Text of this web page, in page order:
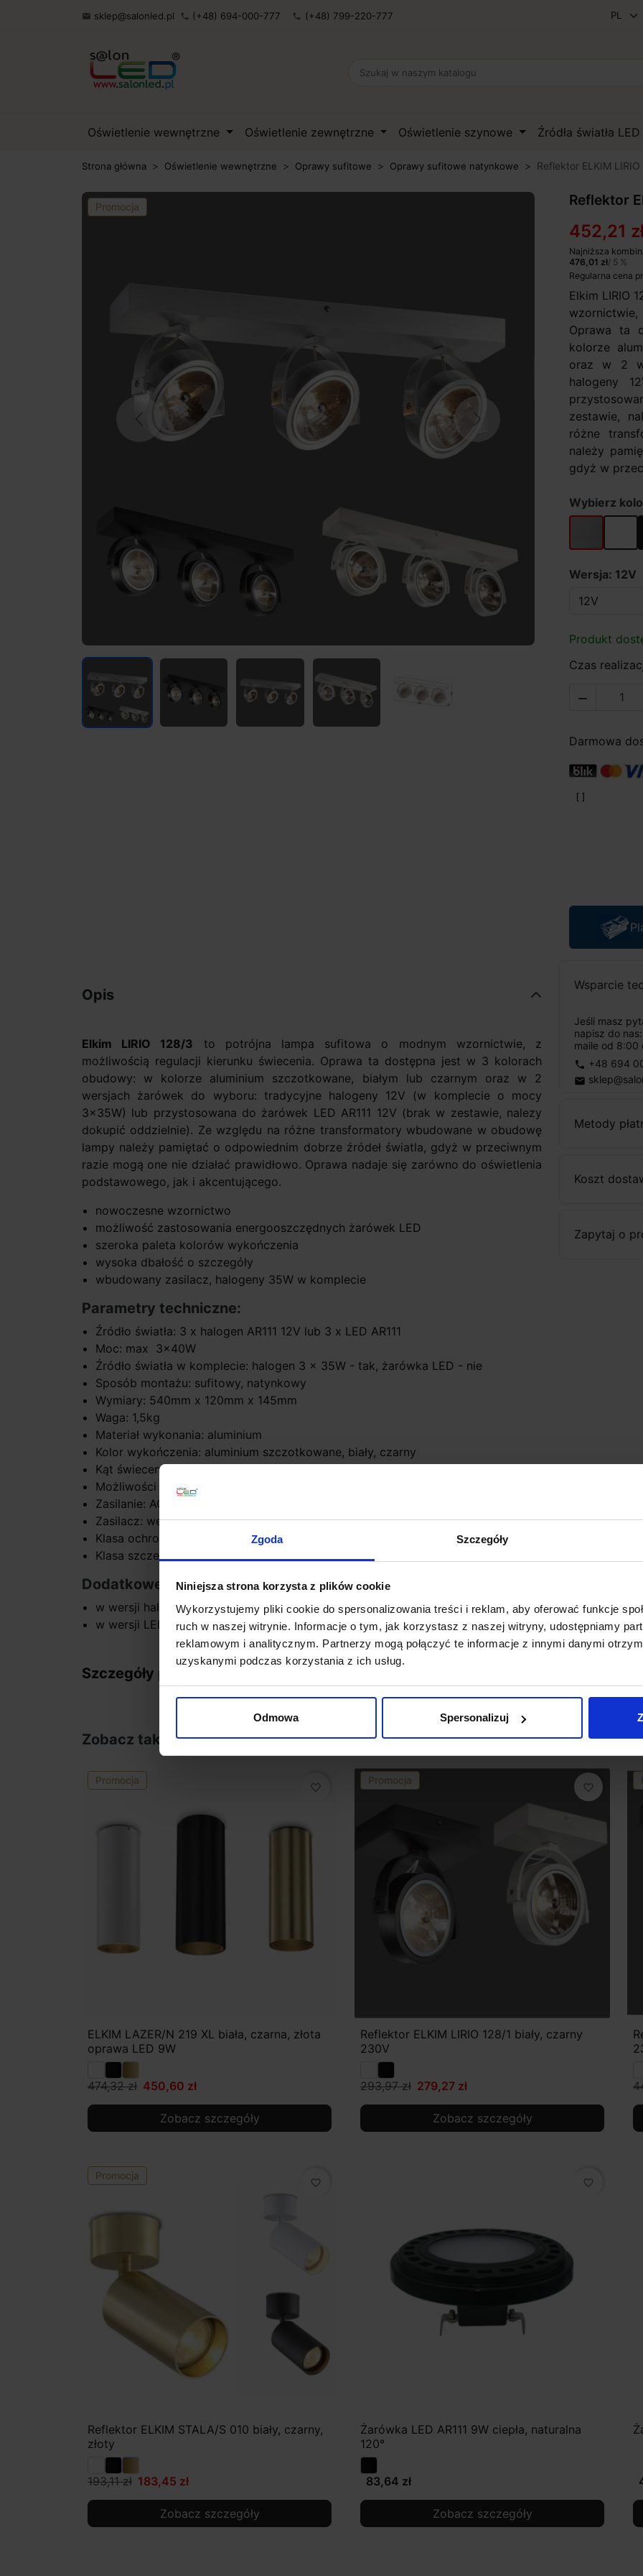
Zgoda Szczegóły
Niniejsza strona korzysta z plików cookie
Wykorzystujemy pliki cookie do spersonalizowania treści i reklam, aby oferować funkcje
ruch w naszej witrynie. Informacje o tym, jak korzystasz z naszej witryny, udostępniamy
reklamowym i analitycznym. Partnerzy mogą połączyć te informacje z innymi danymi
uzyskanymi podczas korzystania z ich usług.
Odmowa Spersonalizuj
 sklep@salonled.pl phone (+48) 694-000-777 phone (+48) 799-220-777
Oświetlenie wewnętrzne Oświetlenie zewnętrzne Oświetlenie szynowe Źródła światła LED
Strona główna Oświetlenie wewnętrzne Oprawy sufitowe Oprawy sufitowe natynkowe Reflektor ELKIM
Promocja
Previous Next
Reflektor
452,21
Najniższa
476,01 zł/ 5 %
Regularna cena
Elkim LIRIO
wzornictwie,
Oprawa ta
kolorze
oraz w 2
halogeny
zestawie,
różne
należy
gdyż w
Wybierz
alu
biały
Wersja: 12V
Produkt
Czas

Darmowa
Wsparcie
Jeśli masz
napisz do
maile od 8:00
phone +48 694
email
Metody
Koszt
Zapytaj o
Opis
Elkim LIRIO 128/3 to potrójna lampa sufitowa o modnym wzornictwie, z
możliwością regulacji kierunku świecenia. Oprawa ta dostępna jest w 3 kolorach
obudowy: w kolorze aluminium szczotkowane, białym lub czarnym oraz w 2
wersjach żarówek do wyboru: tradycyjne halogeny 12V (w komplecie o mocy
3x35W) lub przystosowana do żarówek LED AR111 12V (brak w zestawie, nalezy
dokupić oddzielnie). Ze względu na różne transformatory wbudowane w obudowę
lampy należy pamiętać o odpowiednim dobrze źródeł światla, gdyż w przeciwnym
razie mogą one nie działać prawidłowo. Oprawa nadaje się zarówno do oświetlenia
podstawowego, jak i akcentującego.
nowoczesne wzornictwo
możliwość zastosowania energooszczędnych żarówek LED
szeroka paleta kolorów wykończenia
wysoka dbałość o szczegóły
wbudowany zasilacz, halogeny 35W w komplecie
Parametry techniczne:
Źródło światła: 3 x halogen AR111 12V lub 3 x LED AR111
Moc: max 3x40W
Źródło światła w komplecie: halogen 3 x 35W - tak, żarówka LED - nie
Sposób montażu: sufitowy, natynkowy
Wymiary: 540mm x 120mm x 145mm
Waga: 1,5kg
Materiał wykonania: aluminium
Kolor wykończenia: aluminium szczotkowane, biały, czarny
Kąt świecenia: uzależniony od żarówki
Możliwości regulacji: tak
Zasilanie: AC 230V
Zasilacz: wewnętrzny, wbudowany
Klasa ochrony: II
Klasa szczelności: IP20
Dodatkowe informacje:
w wersji halogen 12V zasilacz 120W
w wersji LED zasilacz 0-150W 12V
Szczegóły produktu
Zobacz także
Promocja
favorite_border
ELKIM LAZER/N 219 XL biała, czarna, złota
oprawa LED 9W
474,32 zł 450,60 zł
Zobacz szczegóły
Promocja
favorite_border
Reflektor ELKIM LIRIO 128/1 biały, czarny
230V
293,97 zł 279,27 zł
Zobacz szczegóły
Promocja
favorite_border
Reflektor ELKIM STALA/S 010 biały, czarny,
złoty
193,11 zł 183,45 zł
Zobacz szczegóły
favorite_border
Żarówka LED AR111 9W ciepła, naturalna
120°
83,64 zł
Zobacz szczegóły